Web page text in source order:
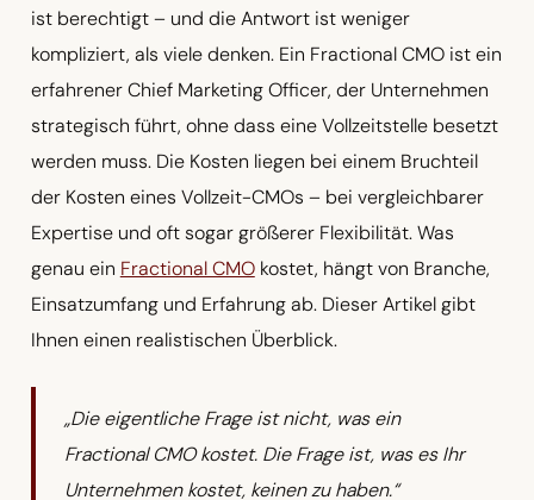
ist berechtigt – und die Antwort ist weniger
kompliziert, als viele denken. Ein Fractional CMO ist ein
erfahrener Chief Marketing Officer, der Unternehmen
strategisch führt, ohne dass eine Vollzeitstelle besetzt
werden muss. Die Kosten liegen bei einem Bruchteil
der Kosten eines Vollzeit-CMOs – bei vergleichbarer
Expertise und oft sogar größerer Flexibilität. Was
genau ein Fractional CMOkostet, hängt von Branche,
Einsatzumfang und Erfahrung ab. Dieser Artikel gibt
Ihnen einen realistischen Überblick.
„Die eigentliche Frage ist nicht, was ein
Fractional CMO kostet. Die Frage ist, was es Ihr
Unternehmen kostet, keinen zu haben.“